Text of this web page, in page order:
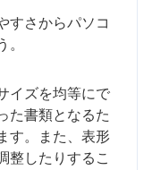
すさからパソコ
イズを均等にで
た書類となるた
す。また、表形
整したりするこ